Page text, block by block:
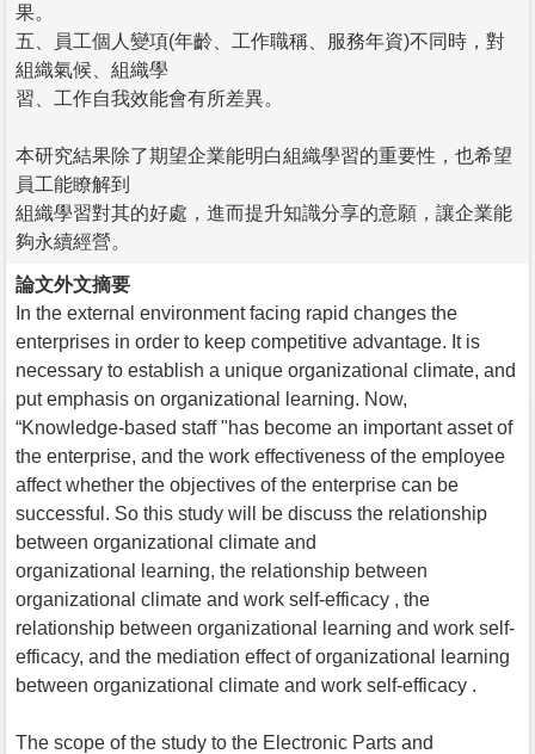
果。
五、員工個人變項(年齡、工作職稱、服務年資)不同時，對
組織氣候、組織學
習、工作自我效能會有所差異。
本研究結果除了期望企業能明白組織學習的重要性，也希望
員工能瞭解到
組織學習對其的好處，進而提升知識分享的意願，讓企業能
夠永續經營。
論文外文摘要
In the external environment facing rapid changes the
enterprises in order to keep competitive advantage. It is
necessary to establish a unique organizational climate, and
put emphasis on organizational learning. Now,
“Knowledge-based staff "has become an important asset of
the enterprise, and the work effectiveness of the employee
affect whether the objectives of the enterprise can be
successful. So this study will be discuss the relationship
between organizational climate and
organizational learning, the relationship between
organizational climate and work self-efficacy , the
relationship between organizational learning and work self-
efficacy, and the mediation effect of organizational learning
between organizational climate and work self-efficacy .
The scope of the study to the Electronic Parts and